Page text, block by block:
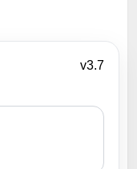
v3.7